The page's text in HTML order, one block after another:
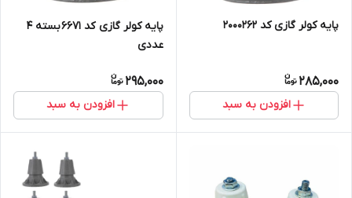
پایه کولر گازی کد 2000262
285,000
افزودن به سبد
پایه کولر گازی کد 6671 بسته 4
عددی
295,000
افزودن به سبد